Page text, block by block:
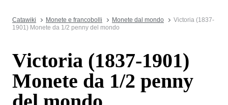
Catawiki Monete e francobolli Monete dal mondo
Victoria (1837-
1901) Monete da 1/2 penny del mondo
Victoria (1837-1901)
Monete da 1/2 penny